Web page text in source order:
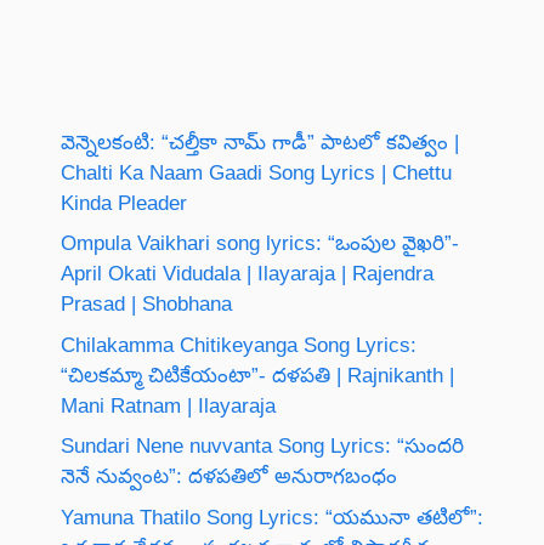
వెన్నెలకంటి: “చల్తీకా నామ్ గాడీ” పాటలో కవిత్వం |
Chalti Ka Naam Gaadi Song Lyrics | Chettu
Kinda Pleader
Ompula Vaikhari song lyrics: “ఒంపుల వైఖరి”-
April Okati Vidudala | Ilayaraja | Rajendra
Prasad | Shobhana
Chilakamma Chitikeyanga Song Lyrics:
“చిలకమ్మా చిటికేయంటా”- దళపతి | Rajnikanth |
Mani Ratnam | Ilayaraja
Sundari Nene nuvvanta Song Lyrics: “సుందరి
నెనే నువ్వంట”: దళపతిలో అనురాగబంధం
Yamuna Thatilo Song Lyrics: “యమునా తటిలో”: